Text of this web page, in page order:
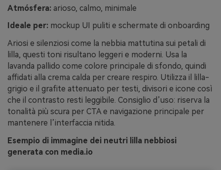
Atmósfera: arioso, calmo, minimale
Ideale per: mockup UI puliti e schermate di onboarding
Ariosi e silenziosi come la nebbia mattutina sui petali di
lilla, questi toni risultano leggeri e moderni. Usa la
lavanda pallido come colore principale di sfondo, quindi
affidati alla crema calda per creare respiro. Utilizza il lilla-
grigio e il grafite attenuato per testi, divisori e icone così
che il contrasto resti leggibile. Consiglio d’uso: riserva la
tonalità più scura per CTA e navigazione principale per
mantenere l’interfaccia nitida.
Esempio di immagine dei neutri lilla nebbiosi
generata con media.io